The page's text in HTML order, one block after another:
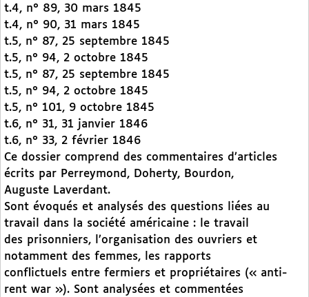
t.4, n° 89, 30 mars 1845
t.4, n° 90, 31 mars 1845
t.5, n° 87, 25 septembre 1845
t.5, n° 94, 2 octobre 1845
t.5, n° 87, 25 septembre 1845
t.5, n° 94, 2 octobre 1845
t.5, n° 101, 9 octobre 1845
t.6, n° 31, 31 janvier 1846
t.6, n° 33, 2 février 1846
Ce dossier comprend des commentaires d’articles
écrits par Perreymond, Doherty, Bourdon,
Auguste Laverdant.
Sont évoqués et analysés des questions liées au
travail dans la société américaine : le travail
des prisonniers, l’organisation des ouvriers et
notamment des femmes, les rapports
conflictuels entre fermiers et propriétaires (« anti-
rent war »). Sont analysées et commentées